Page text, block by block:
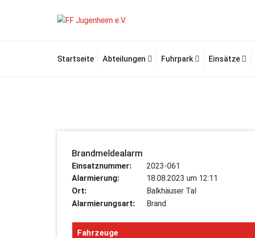
Startseite Abteilungen Fuhrpark Einsätze
Brandmeldealarm
Einsatznummer:
Alarmierung:
Ort:
Alarmierungsart:
2023-061
18.08.2023 um 12:11
Balkhäuser Tal
Brand
Fahrzeuge